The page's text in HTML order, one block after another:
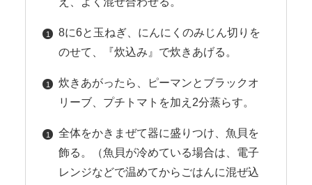
8に6と玉ねぎ、にんにくのみじん切りを
のせて、『炊込み』で炊きあげる。
炊きあがったら、ピーマンとブラックオ
リーブ、プチトマトを加え2分蒸らす。
全体をかきまぜて器に盛りつけ、魚貝を
飾る。（魚貝が冷めている場合は、電子
レンジなどで温めてからごはんに混ぜ込